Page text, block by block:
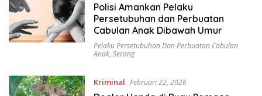
Polisi Amankan Pelaku
Persetubuhan dan Perbuatan
Cabulan Anak Dibawah Umur
Pelaku Persetubuhan Dan Perbuatan Cabulan
Anak, Serang
Kriminal Februari 22, 2026